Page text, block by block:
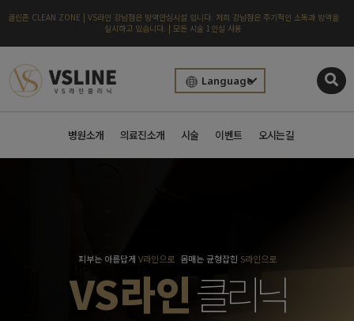
클린존 CLEAN ZONE | VS라인 강남점은 방역안심시설 입니다. 저희 강남점은 주기적인 소독과 방역을
실시하고 있습니다. | 모든 시술 1인실 사용
Language
병원소개 의료진소개 시술 이벤트 오시는길
피부는 아름답게 V라인으로 몸매는 균형잡힌 S라인으로
VS라인클리닉